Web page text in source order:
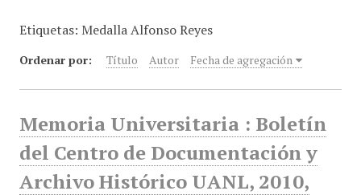
Etiquetas: Medalla Alfonso Reyes
Ordenar por: Título Autor Fecha de agregación
Memoria Universitaria : Boletín
del Centro de Documentación y
Archivo Histórico UANL, 2010,